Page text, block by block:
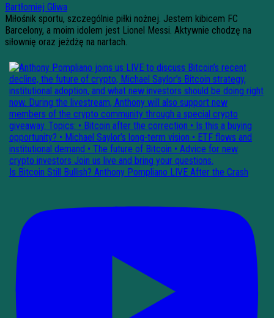
Bartłomiej Gliwa
Miłośnik sportu, szczególnie piłki nożnej. Jestem kibicem FC
Barcelony, a moim idolem jest Lionel Messi. Aktywnie chodzę na
siłownię oraz jeżdżę na nartach.
Is Bitcoin Still Bullish? Anthony Pompliano LIVE After the Crash